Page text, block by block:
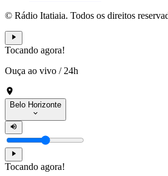
© Rádio Itatiaia. Todos os direitos
Tocando agora!
Ouça ao vivo / 24h
Belo Horizonte
Tocando agora!